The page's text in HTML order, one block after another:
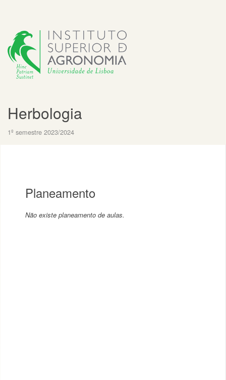
Herbologia
1º semestre 2023/2024
Planeamento
Não existe planeamento de aulas.